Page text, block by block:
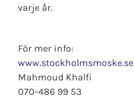
varje år.
För mer info:
www.stockholmsmoske.se
Mahmoud Khalfi
070-486 99 53